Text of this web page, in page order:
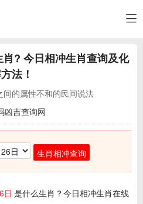
肖? 今日相冲生肖查询及化
法！
的属性不和的民间说法
凶吉查询网
生肖相冲查询
日 是什么生肖？今日相冲生肖在线